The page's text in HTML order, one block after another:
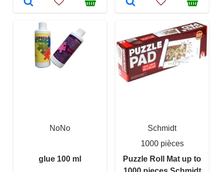
NoNo
glue 100 ml
Schmidt
1000 pièces
Puzzle Roll Mat up to